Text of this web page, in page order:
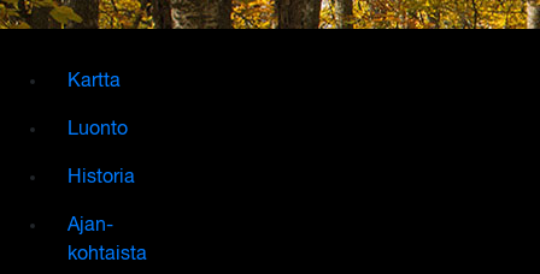
Kartta
Luonto
Historia
Ajan-
kohtaista